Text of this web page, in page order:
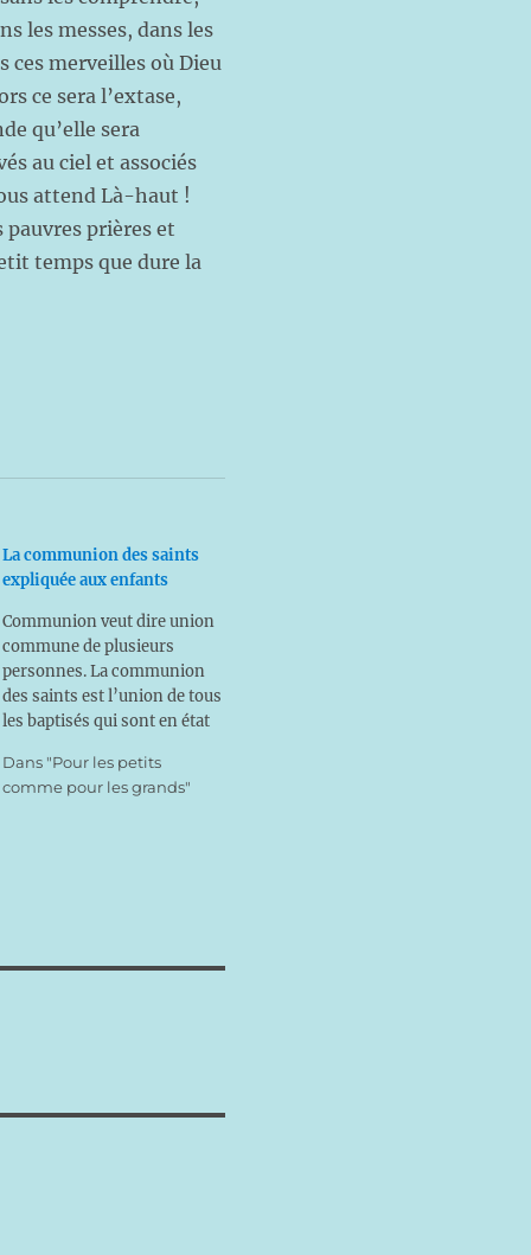
les messes, dans les
ces merveilles où Dieu
ce sera l’extase,
qu’elle sera
au ciel et associés
attend Là-haut !
pauvres prières et
temps que dure la
La communion des saints
expliquée aux enfants
Communion veut dire union
commune de plusieurs
personnes. La communion
des saints est l’union de tous
les baptisés qui sont en état
de péché mortel), que l’on
appelle saints parce qu’ils
Dans "Pour les petits
comme pour les grands"